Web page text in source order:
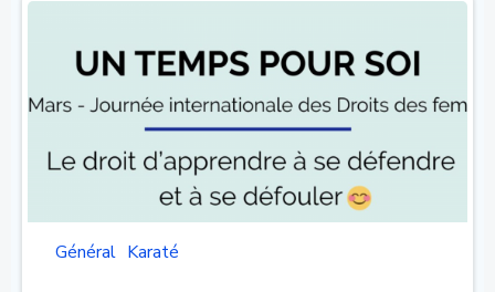
Général Karaté